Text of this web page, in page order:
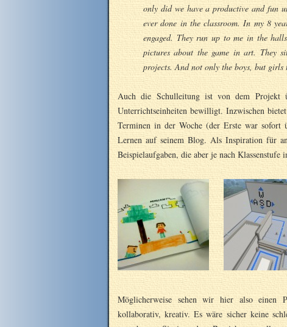
only did we have a productive and fun
ever done in the classroom. In my 8
engaged. They run up to me in the
pictures about the game in art. They
projects. And not only the boys, but girls
Auch die Schulleitung ist von dem Projekt
Unterrichtseinheiten bewilligt. Inzwischen
Terminen in der Woche (der Erste war sofort
Lernen auf seinem Blog. Als Inspiration für
Beispielaufgaben, die aber je nach Klassenstufe
Möglicherweise sehen wir hier also einen
kollaborativ, kreativ. Es wäre sicher keine